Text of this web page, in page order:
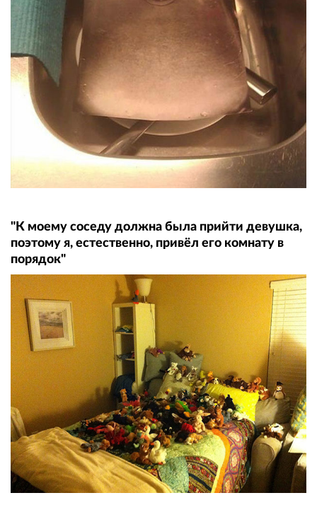
"К моему соседу должна была прийти девушка,
поэтому я, естественно, привёл его комнату в
порядок"